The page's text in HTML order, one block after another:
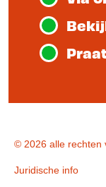
© 2026 alle rechten
Footer
Juridische info